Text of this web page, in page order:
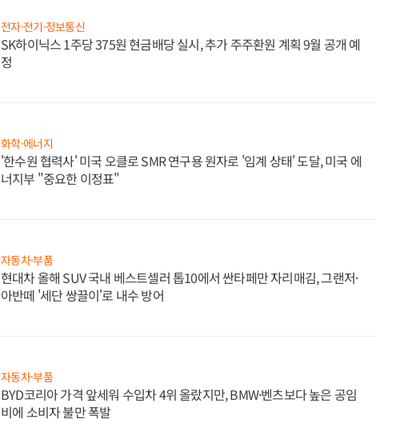
전자·전기·정보통신
SK하이닉스 1주당 375원 현금배당 실시, 추가 주주환원 계획 9월 공개 예
정
화학·에너지
'한수원 협력사' 미국 오클로 SMR 연구용 원자로 '임계 상태' 도달, 미국 에
너지부 "중요한 이정표"
자동차·부품
현대차 올해 SUV 국내 베스트셀러 톱10에서 싼타페만 자리매김, 그랜저·
아반떼 '세단 쌍끌이'로 내수 방어
자동차·부품
BYD코리아 가격 앞세워 수입차 4위 올랐지만, BMW·벤츠보다 높은 공임
비에 소비자 불만 폭발